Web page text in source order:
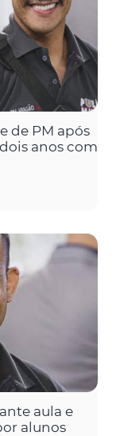
de PM após
anos com
aula e
alunos